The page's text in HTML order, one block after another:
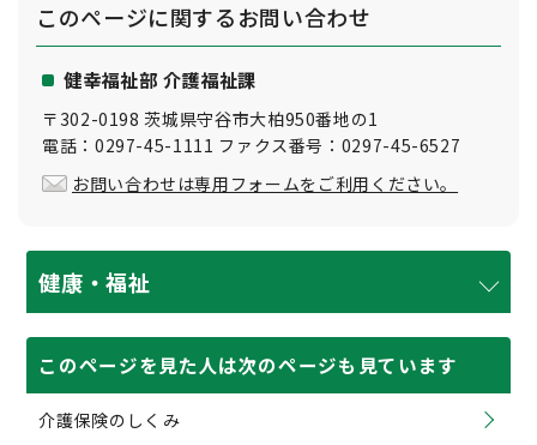
このページに関するお問い合わせ
健幸福祉部 介護福祉課
〒302-0198 茨城県守谷市大柏950番地の1
電話：0297-45-1111 ファクス番号：0297-45-6527
お問い合わせは専用フォームをご利用ください。
健康・福祉
このページを見た人は次のページも見ています
介護保険のしくみ